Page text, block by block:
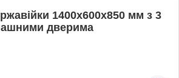
1400х600х850 мм з 3
дверима